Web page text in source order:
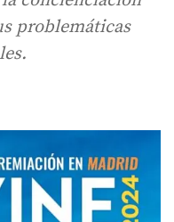
problemáticas